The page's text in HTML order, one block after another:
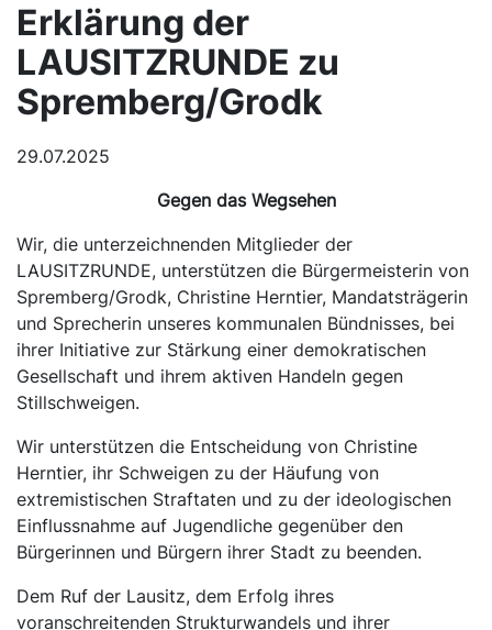
Erklärung der
LAUSITZRUNDE zu
Spremberg/Grodk
29.07.2025
Gegen das Wegsehen
Wir, die unterzeichnenden Mitglieder der
LAUSITZRUNDE, unterstützen die Bürgermeisterin von
Spremberg/Grodk, Christine Herntier, Mandatsträgerin
und Sprecherin unseres kommunalen Bündnisses, bei
ihrer Initiative zur Stärkung einer demokratischen
Gesellschaft und ihrem aktiven Handeln gegen
Stillschweigen.
Wir unterstützen die Entscheidung von Christine
Herntier, ihr Schweigen zu der Häufung von
extremistischen Straftaten und zu der ideologischen
Einflussnahme auf Jugendliche gegenüber den
Bürgerinnen und Bürgern ihrer Stadt zu beenden.
Dem Ruf der Lausitz, dem Erfolg ihres
voranschreitenden Strukturwandels und ihrer